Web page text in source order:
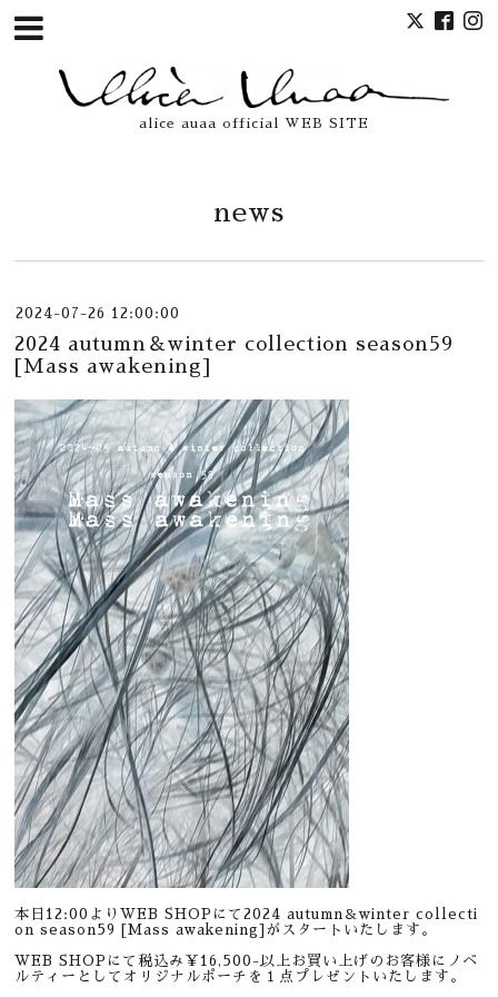
alice auaa official WEB SITE
news
2024-07-26 12:00:00
2024 autumn＆winter collection season59
[Mass awakening]
本日12:00よりWEB SHOPにて2024 autumn＆winter collecti
on season59 [Mass awakening]がスタートいたします。
WEB SHOPにて税込み￥16,500-以上お買い上げのお客様にノベ
ルティーとしてオリジナルポーチを１点プレゼントいたします。